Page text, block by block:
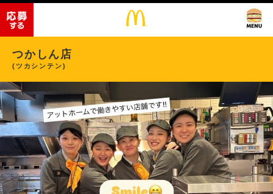
つかしん店
(ツカシンテン)